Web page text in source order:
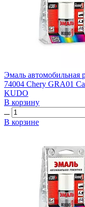
Эмаль автомобильная
74004 Chery GRA01
KUDO
В корзину
В корзине